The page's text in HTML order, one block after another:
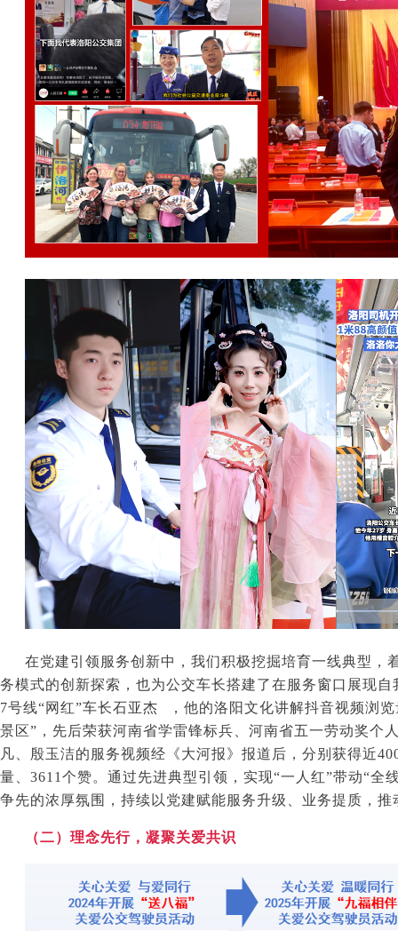
在党建引领服务创新中，我们积极挖掘培育一线典型，
务模式的创新探索，也为公交车长搭建了在服务窗口展现
7号线“网红”车长石亚杰
，他的洛阳文化讲解抖音视频浏
景区”，先后荣获河南省学雷锋标兵、河南省五一劳动奖个
凡、殷玉洁的服务视频经《大河报》报道后，分别获得近
量、 3611 个赞。通过先进典型引领，实现“一人红”带动“全
争先的浓厚氛围，持续以党建赋能服务升级、业务提质，
（二）理念先行，凝聚关爱共识